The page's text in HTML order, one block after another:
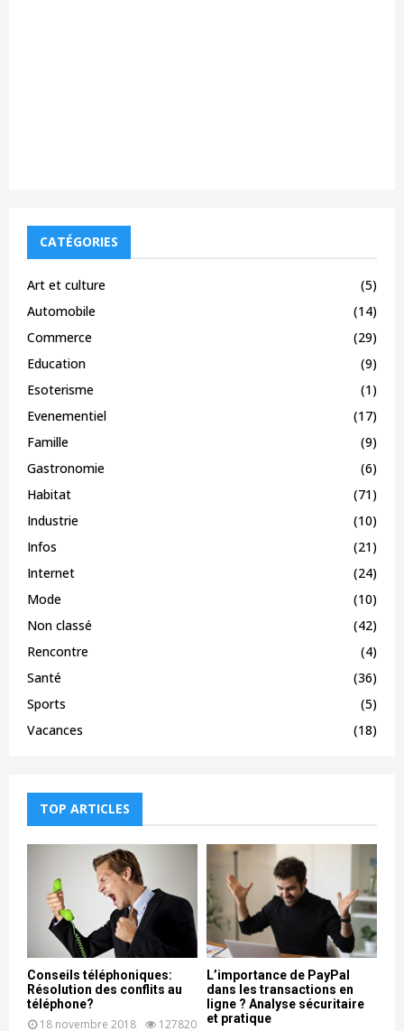
CATÉGORIES
Art et culture
(5)
Automobile
(14)
Commerce
(29)
Education
(9)
Esoterisme
(1)
Evenementiel
(17)
Famille
(9)
Gastronomie
(6)
Habitat
(71)
Industrie
(10)
Infos
(21)
Internet
(24)
Mode
(10)
Non classé
(42)
Rencontre
(4)
Santé
(36)
Sports
(5)
Vacances
(18)
TOP ARTICLES
Conseils téléphoniques:
Résolution des conflits au
téléphone?
18 novembre 2018 127820
L’importance de PayPal
dans les transactions en
ligne ? Analyse sécuritaire
et pratique